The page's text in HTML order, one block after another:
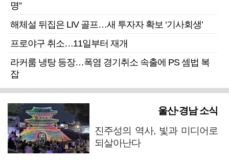
명”
해체설 뒤집은 LIV 골프…새 투자자 확보 ‘기사회생’
프로야구 취소…11일부터 재개
라커룸 냉탕 등장…폭염 경기취소 속출에 PS 셈법 복
잡
울산·경남 소식
진주성의 역사, 빛과 미디어로
되살아난다